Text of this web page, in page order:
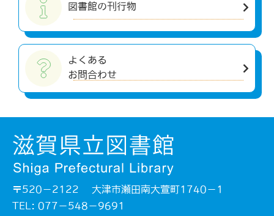
図書館の刊行物
よくある
お問合わせ
〒520－2122 大津市瀬田南大萱町1740－1
TEL: 077－548－9691